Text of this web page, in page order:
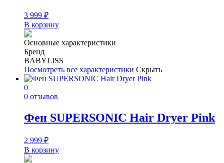
3 999 ₽
В корзину
Основные характеристики
Бренд
BABYLISS
Посмотреть все характеристики Скрыть
0
0 отзывов
Фен SUPERSONIC Hair Dryer Pink
2 999 ₽
В корзину